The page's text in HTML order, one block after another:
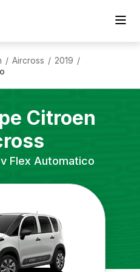
/ Aircross / 2019 /
Citroen
Flex Automatico